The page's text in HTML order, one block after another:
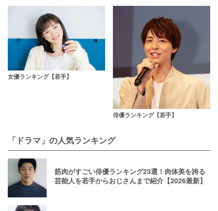
女優ランキング【若手】
俳優ランキング【若手】
「ドラマ」の人気ランキング
筋肉がすごい俳優ランキング23選！肉体美を誇る
芸能人を若手からおじさんまで紹介【2026最新】